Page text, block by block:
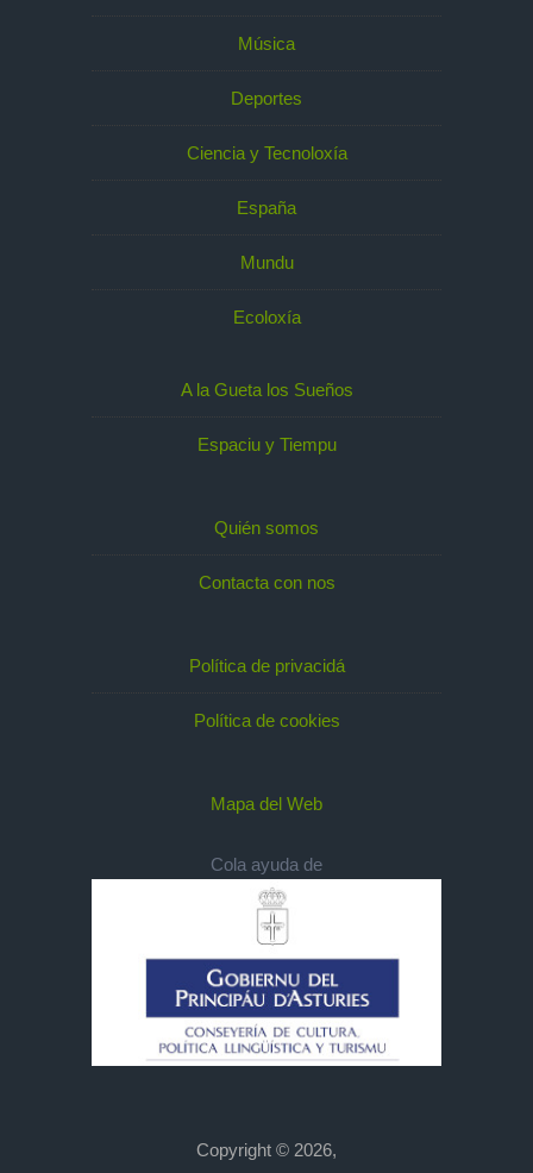
Música
Deportes
Ciencia y Tecnoloxía
España
Mundu
Ecoloxía
A la Gueta los Sueños
Espaciu y Tiempu
Quién somos
Contacta con nos
Política de privacidá
Política de cookies
Mapa del Web
Cola ayuda de
Copyright © 2026,